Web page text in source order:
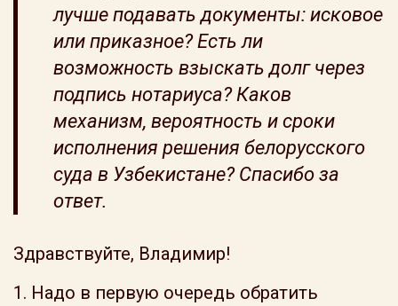
лучше подавать документы: исковое
или приказное? Есть ли
возможность взыскать долг через
подпись нотариуса? Каков
механизм, вероятность и сроки
исполнения решения белорусского
суда в Узбекистане? Спасибо за
ответ.
Здравствуйте, Владимир!
1. Надо в первую очередь обратить